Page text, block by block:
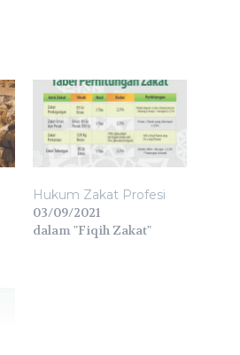
Hukum Zakat Profesi
03/09/2021
dalam "Fiqih Zakat"